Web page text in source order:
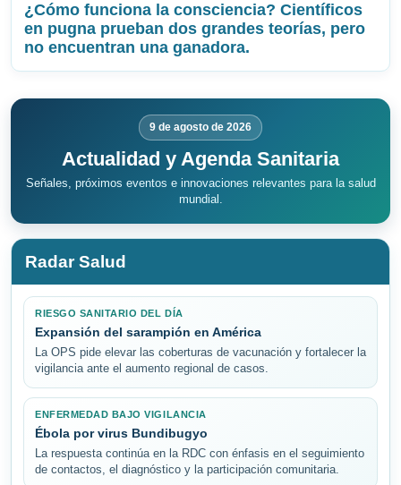
¿Cómo funciona la consciencia? Científicos
en pugna prueban dos grandes teorías, pero
no encuentran una ganadora.
9 de agosto de 2026
Actualidad y Agenda Sanitaria
Señales, próximos eventos e innovaciones relevantes para la salud
mundial.
Radar Salud
RIESGO SANITARIO DEL DÍA
Expansión del sarampión en América
La OPS pide elevar las coberturas de vacunación y fortalecer la
vigilancia ante el aumento regional de casos.
ENFERMEDAD BAJO VIGILANCIA
Ébola por virus Bundibugyo
La respuesta continúa en la RDC con énfasis en el seguimiento
de contactos, el diagnóstico y la participación comunitaria.